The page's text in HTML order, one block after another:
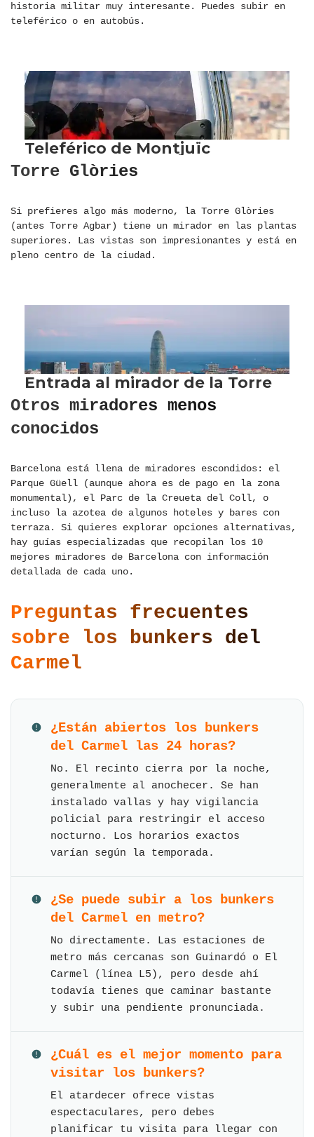
historia militar muy interesante. Puedes subir en
teleférico o en autobús.
Torre Glòries
Si prefieres algo más moderno, la Torre Glòries
(antes Torre Agbar) tiene un mirador en las plantas
superiores. Las vistas son impresionantes y está en
pleno centro de la ciudad.
Otros miradores menos
conocidos
Barcelona está llena de miradores escondidos: el
Parque Güell (aunque ahora es de pago en la zona
monumental), el Parc de la Creueta del Coll, o
incluso la azotea de algunos hoteles y bares con
terraza. Si quieres explorar opciones alternativas,
hay guías especializadas que recopilan los 10
mejores miradores de Barcelona con información
detallada de cada uno.
Preguntas frecuentes
sobre los bunkers del
Carmel
¿Están abiertos los bunkers
del Carmel las 24 horas?
No. El recinto cierra por la noche,
generalmente al anochecer. Se han
instalado vallas y hay vigilancia
policial para restringir el acceso
nocturno. Los horarios exactos
varían según la temporada.
¿Se puede subir a los bunkers
del Carmel en metro?
No directamente. Las estaciones de
metro más cercanas son Guinardó o El
Carmel (línea L5), pero desde ahí
todavía tienes que caminar bastante
y subir una pendiente pronunciada.
¿Cuál es el mejor momento para
visitar los bunkers?
El atardecer ofrece vistas
espectaculares, pero debes
planificar tu visita para llegar con